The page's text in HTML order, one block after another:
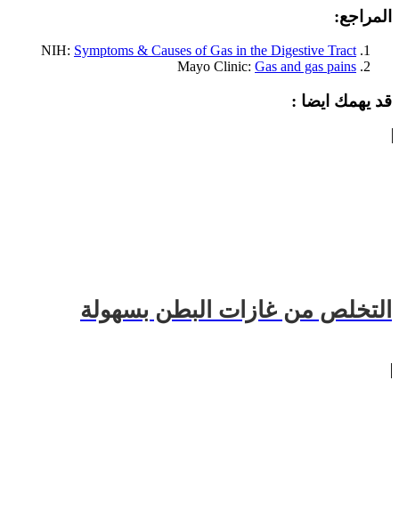
المراجع:
NIH: Symptoms & Causes of Gas in the Digestive Tract
Mayo Clinic: Gas and gas pains
قد يهمك ايضا :
التخلص من غازات البطن بسهولة